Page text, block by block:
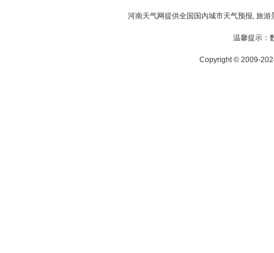
河南天气网提供全国国内城市天气预报, 旅游
温馨提示：
Copyright © 2009-